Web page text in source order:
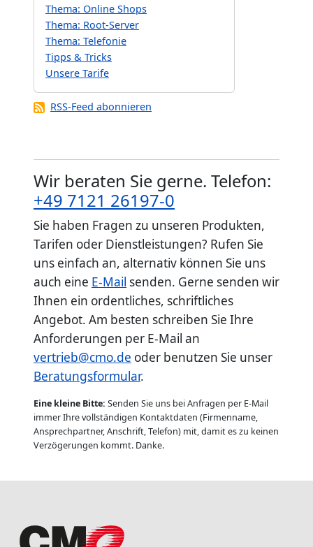
Thema: Online Shops
Thema: Root-Server
Thema: Telefonie
Tipps & Tricks
Unsere Tarife
RSS-Feed abonnieren
Wir beraten Sie gerne. Telefon:
+49 7121 26197-0
Sie haben Fragen zu unseren Produkten,
Tarifen oder Dienstleistungen? Rufen Sie
uns einfach an, alternativ können Sie uns
auch eine E-Mail senden. Gerne senden wir
Ihnen ein ordentliches, schriftliches
Angebot. Am besten schreiben Sie Ihre
Anforderungen per E-Mail an
vertrieb@cmo.de oder benutzen Sie unser
Beratungsformular.
Eine kleine Bitte: Senden Sie uns bei Anfragen per E-Mail
immer Ihre vollständigen Kontaktdaten (Firmenname,
Ansprechpartner, Anschrift, Telefon) mit, damit es zu keinen
Verzögerungen kommt. Danke.